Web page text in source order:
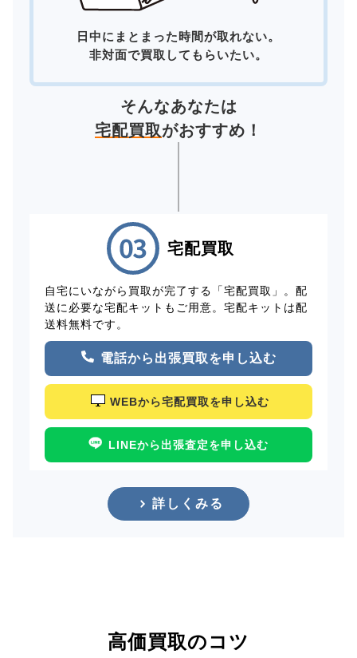
日中にまとまった時間が取れない。
非対面で買取してもらいたい。
そんなあなたは
宅配買取がおすすめ！
宅配買取
自宅にいながら買取が完了する「宅配買取」。配
送に必要な宅配キットもご用意。宅配キットは配
送料無料です。
電話から出張買取を申し込む
WEBから宅配買取を申し込む
LINEから出張査定を申し込む
詳しくみる
高価買取のコツ